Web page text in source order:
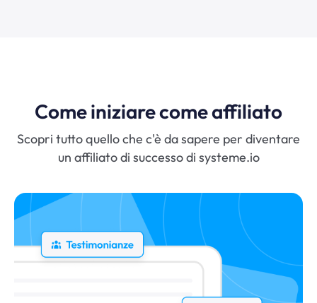
Come iniziare come affiliato
Scopri tutto quello che c'è da sapere per diventare
un affiliato di successo di systeme.io